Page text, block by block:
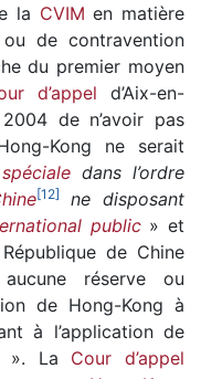
la CVIM en matière
ou de contravention
du premier moyen
d’appel d’Aix-en-
de n’avoir pas
Kong ne serait
dans l’ordre
[12]
ne disposant
public» et
de Chine
réserve ou
de Hong-Kong à
à l’application de
». La Cour d’appel